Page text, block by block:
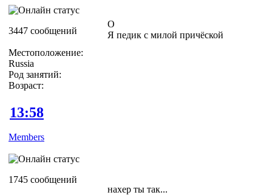
3447 сообщений
Местоположение:
Russia
Род занятий:
Возраст:
О
Я педик с милой причёской
13:58
Members
1745 сообщений
нахер ты так...